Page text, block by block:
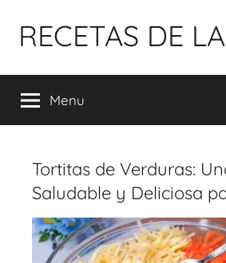
para
conteúdo
RECETAS DE
Menu
Tortitas de Verduras:
Saludable y Deliciosa